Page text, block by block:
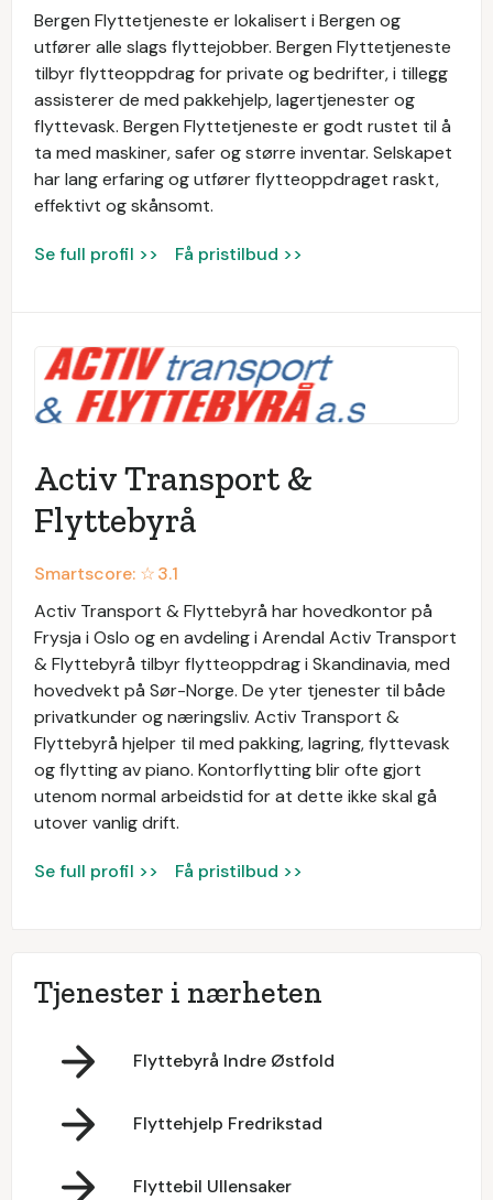
Bergen Flyttetjeneste er lokalisert i Bergen og
utfører alle slags flyttejobber. Bergen Flyttetjeneste
tilbyr flytteoppdrag for private og bedrifter, i tillegg
assisterer de med pakkehjelp, lagertjenester og
flyttevask. Bergen Flyttetjeneste er godt rustet til å
ta med maskiner, safer og større inventar. Selskapet
har lang erfaring og utfører flytteoppdraget raskt,
effektivt og skånsomt.
Se full profil >> Få pristilbud >>
Activ Transport &
Flyttebyrå
Smartscore: ☆3.1
Activ Transport & Flyttebyrå har hovedkontor på
Frysja i Oslo og en avdeling i Arendal Activ Transport
& Flyttebyrå tilbyr flytteoppdrag i Skandinavia, med
hovedvekt på Sør-Norge. De yter tjenester til både
privatkunder og næringsliv. Activ Transport &
Flyttebyrå hjelper til med pakking, lagring, flyttevask
og flytting av piano. Kontorflytting blir ofte gjort
utenom normal arbeidstid for at dette ikke skal gå
utover vanlig drift.
Se full profil >> Få pristilbud >>
Tjenester i nærheten
Flyttebyrå Indre Østfold
Flyttehjelp Fredrikstad
Flyttebil Ullensaker